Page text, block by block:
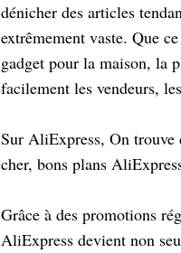
dénicher des articles
extrêmement vaste. Que
gadget pour la maison, la
facilement les vendeurs,
Sur AliExpress, On trouve
cher, bons plans
Grâce à des promotions
AliExpress devient non